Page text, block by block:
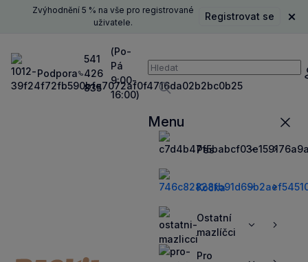
Zvýhodnění 5 % na vše pro registrované
uživatele.
Registrovat se
Podpora
541
426
835
(Po-
Pá
9:00-
16:00)
Vyhledávání
Vyhledávat
Menu
Pes
ZobrazitZobrazit
Kočka
ZobrazitZobrazit
Ostatní
mazlíčci
ZobrazitZobrazit
Pro